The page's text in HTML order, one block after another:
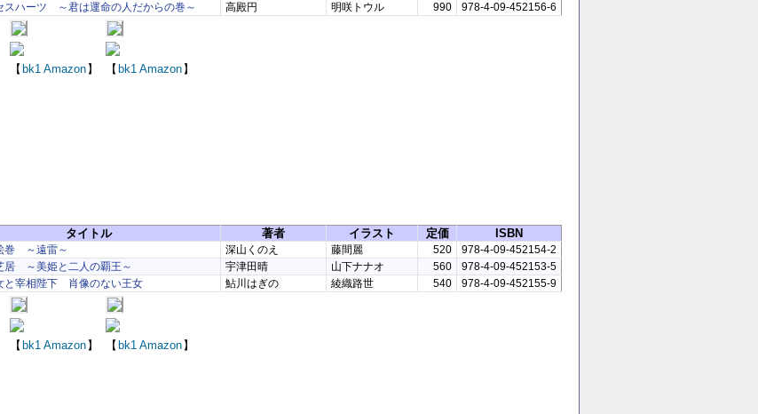
スハーツ ～君は運命の人だからの巻～ 高殿円 明咲トウル 990 978-4-09-452156-6
【 bk1 Amazon 】 【 bk1 Amazon 】
タイトル 著者 イラスト 定価 ISBN
巻 ～遠雷～ 深山くのえ 藤間麗 520
978-4-09-452154-2
居 ～美姫と二人の覇王～ 宇津田晴 山下ナナオ 560
978-4-09-452153-5
と宰相陛下 肖像のない王女 鮎川はぎの 綾織路世 540 978-4-09-452155-9
【bk1 Amazon】 【bk1 Amazon】